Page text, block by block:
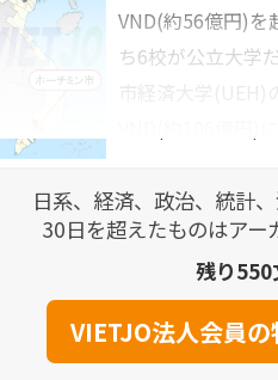
VND(約56億円)を
ち6校が公立大学
日系、経済、政治、統計
30日を超えたものはアー
残り550